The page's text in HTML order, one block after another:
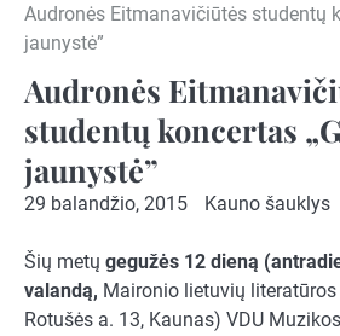
Audronės Eitmanavičiūtės studentų
jaunystė”
Audronės
studentų koncertas
jaunystė”
29 balandžio, 2015 Kauno šauklys
Šių metų gegužės 12 dieną
valandą, Maironio lietuvių
Rotušės a. 13, Kaunas) VDU